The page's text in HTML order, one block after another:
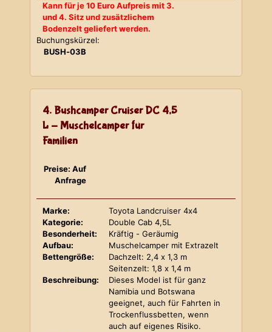
Kann für je 10 Euro Aufpreis mit 3.
und 4. Sitz und zusätzlichem
Bodenzelt geliefert werden.
Buchungskürzel:
BUSH-03B
4. Bushcamper Cruiser DC 4,5
L - Muschelcamper für
Familien
Preise: Auf
Anfrage
Marke:
Toyota Landcruiser 4x4
Kategorie:
Double Cab 4,5L
Besonderheit:
Kräftig - Geräumig
Aufbau:
Muschelcamper mit Extrazelt
Bettengröße:
Dachzelt: 2,4 x 1,3 m
Seitenzelt: 1,8 x 1,4 m
Beschreibung:
Dieses Model ist für ganz
Namibia und Botswana
geeignet, auch für Fahrten in
Trockenflussbetten, wenn
auch auf eigenes Risiko.